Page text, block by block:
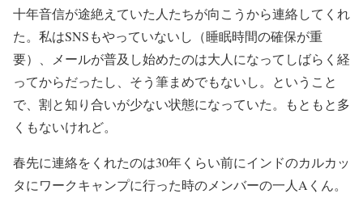
十年音信が途絶えていた人たちが向こうから連絡してくれ
た。私はSNSもやっていないし（睡眠時間の確保が重
要）、メールが普及し始めたのは大人になってしばらく経
ってからだったし、そう筆まめでもないし。ということ
で、割と知り合いが少ない状態になっていた。もともと多
くもないけれど。
春先に連絡をくれたのは30年くらい前にインドのカルカッ
タにワークキャンプに行った時のメンバーの一人Aくん。